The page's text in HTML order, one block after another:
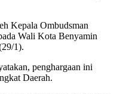
Kepala Ombudsman
Wali Kota Benyamin
1).
penghargaan ini
Daerah.